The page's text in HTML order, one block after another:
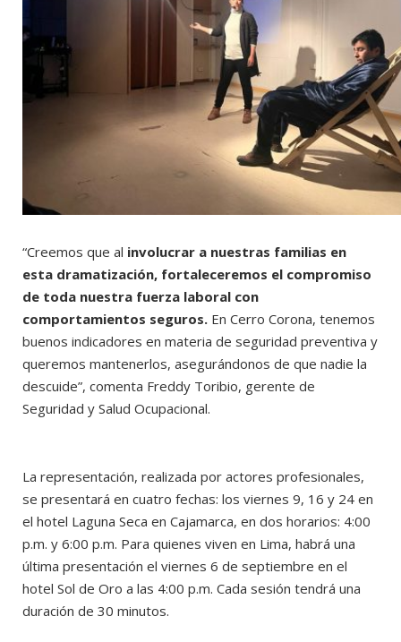
“Creemos que al involucrar a nuestras familias en
esta dramatización, fortaleceremos el compromiso
de toda nuestra fuerza laboral con
comportamientos seguros. En Cerro Corona, tenemos
buenos indicadores en materia de seguridad preventiva y
queremos mantenerlos, asegurándonos de que nadie la
descuide”, comenta Freddy Toribio, gerente de
Seguridad y Salud Ocupacional.
La representación, realizada por actores profesionales,
se presentará en cuatro fechas: los viernes 9, 16 y 24 en
el hotel Laguna Seca en Cajamarca, en dos horarios: 4:00
p.m. y 6:00 p.m. Para quienes viven en Lima, habrá una
última presentación el viernes 6 de septiembre en el
hotel Sol de Oro a las 4:00 p.m. Cada sesión tendrá una
duración de 30 minutos.